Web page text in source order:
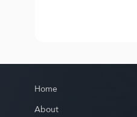
Home
About